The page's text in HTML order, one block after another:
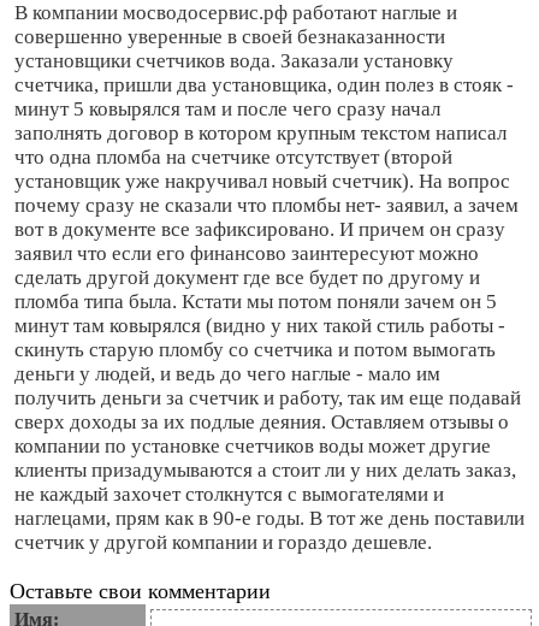
В компании мосводосервис.рф работают наглые и
совершенно уверенные в своей безнаказанности
установщики счетчиков вода. Заказали установку
счетчика, пришли два установщика, один полез в стояк -
минут 5 ковырялся там и после чего сразу начал
заполнять договор в котором крупным текстом написал
что одна пломба на счетчике отсутствует (второй
установщик уже накручивал новый счетчик). На вопрос
почему сразу не сказали что пломбы нет- заявил, а зачем
вот в документе все зафиксировано. И причем он сразу
заявил что если его финансово заинтересуют можно
сделать другой документ где все будет по другому и
пломба типа была. Кстати мы потом поняли зачем он 5
минут там ковырялся (видно у них такой стиль работы -
скинуть старую пломбу со счетчика и потом вымогать
деньги у людей, и ведь до чего наглые - мало им
получить деньги за счетчик и работу, так им еще подавай
сверх доходы за их подлые деяния. Оставляем отзывы о
компании по установке счетчиков воды может другие
клиенты призадумываются а стоит ли у них делать заказ,
не каждый захочет столкнутся с вымогателями и
наглецами, прям как в 90-е годы. В тот же день поставили
счетчик у другой компании и гораздо дешевле.
Оставьте свои комментарии
Имя: